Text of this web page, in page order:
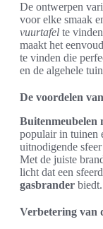
De ontwerpen
voor elke smaak
vuurtafel te
maakt het
te vinden die
en de algehele
De voordelen
populair in tuinen
uitnodigende
Met de juiste
licht dat een
gasbrander biedt.
Verbetering van